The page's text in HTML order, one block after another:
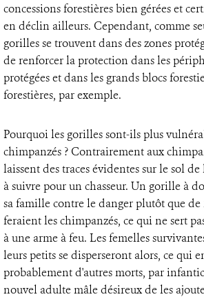
concessions forestières bien gérées et
en déclin ailleurs. Cependant, comme
gorilles se trouvent dans des zones
de renforcer la protection dans les
protégées et dans les grands blocs
forestières, par exemple.
Pourquoi les gorilles sont-ils plus
chimpanzés ? Contrairement aux
laissent des traces évidentes sur le sol
à suivre pour un chasseur. Un gorille à
sa famille contre le danger plutôt que
feraient les chimpanzés, ce qui ne sert
à une arme à feu. Les femelles
leurs petits se disperseront alors, ce qui
probablement d'autres morts, par
nouvel adulte mâle désireux de les